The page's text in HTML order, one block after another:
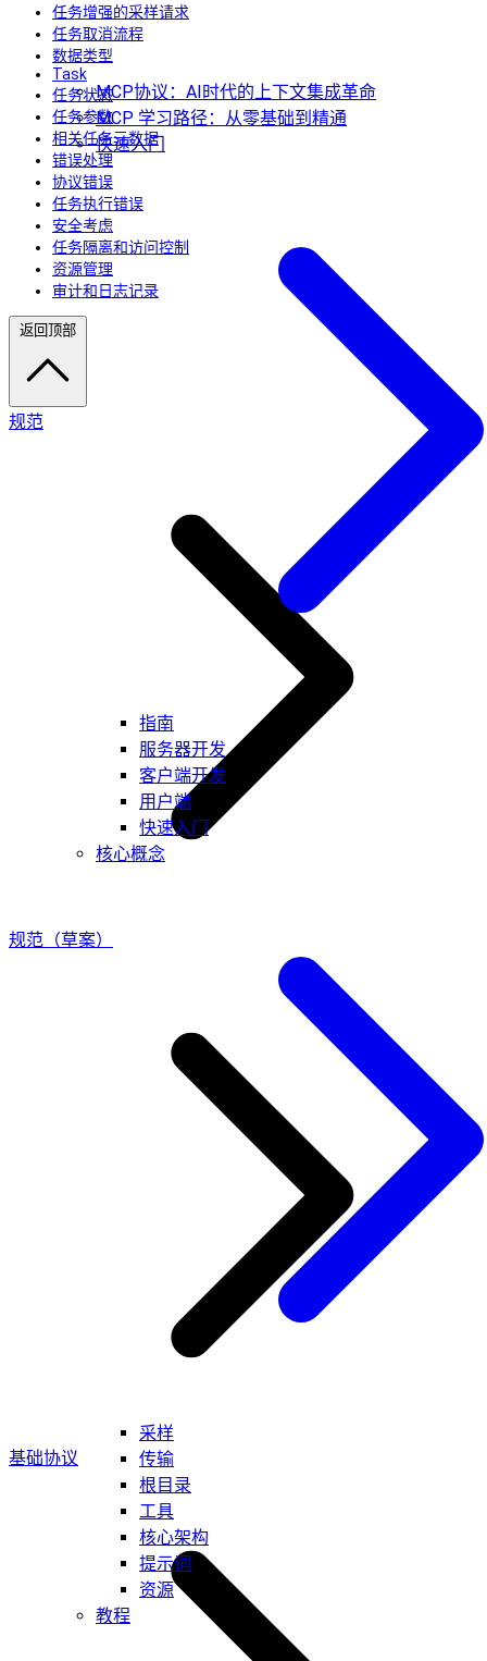
MCP协议：AI时代的上下文集成革命
MCP 学习路径：从零基础到精通
快速入门
指南
服务器开发
客户端开发
用户端
快速入门
核心概念
采样
传输
根目录
工具
核心架构
提示词
资源
教程
任务增强的采样请求
任务取消流程
数据类型
Task
任务状态
任务参数
相关任务元数据
错误处理
协议错误
任务执行错误
安全考虑
任务隔离和访问控制
资源管理
审计和日志记录
返回顶部
规范
规范（草案）
基础协议